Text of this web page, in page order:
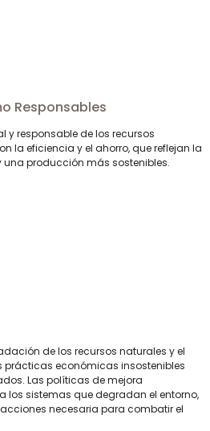
Responsables
y responsable de los recursos
la eficiencia y el ahorro, que reflejan la
producción más sostenibles.
de los recursos naturales y el
económicas insostenibles
Las políticas de mejora
los sistemas que degradan el entorno,
necesaria para combatir el